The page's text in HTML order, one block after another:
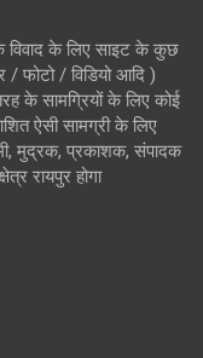
विवाद के लिए साइट के कुछ
/ फोटो / विडियो आदि )
के सामग्रियों के लिए कोई
ऐसी सामग्री के लिए
मुद्रक, प्रकाशक, संपादक
रायपुर होगा